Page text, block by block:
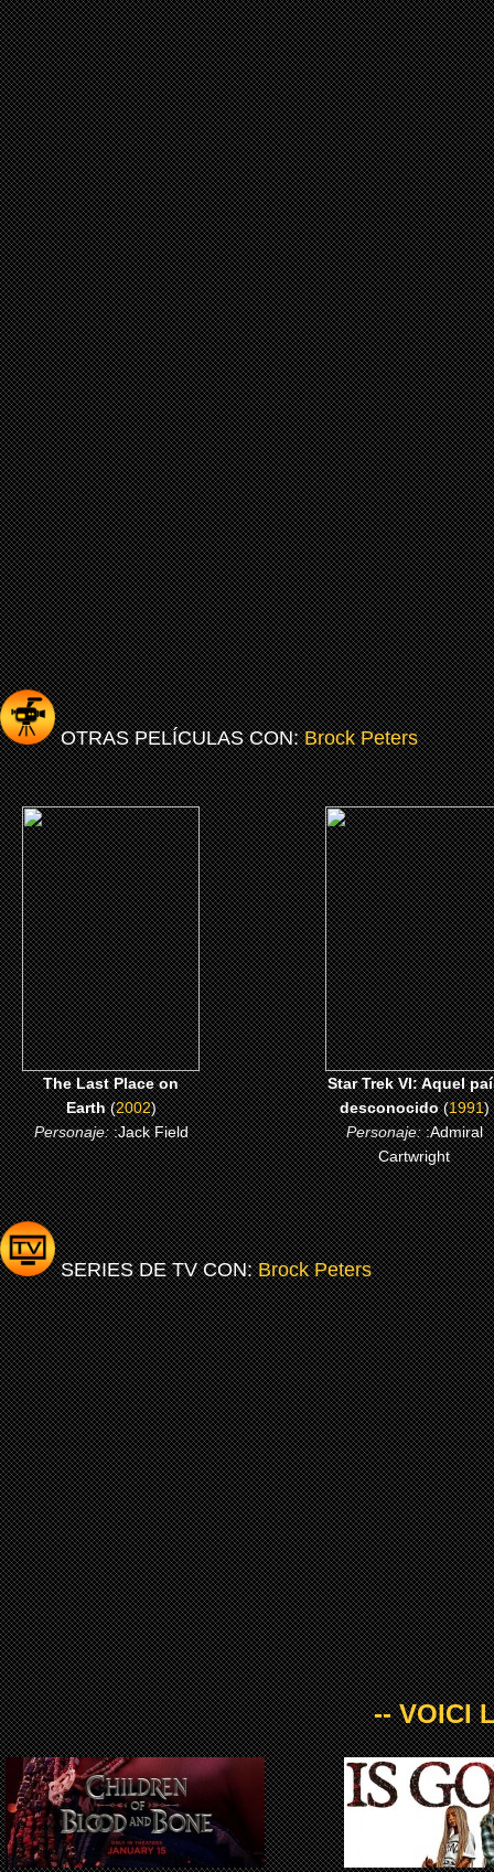
OTRAS PELÍCULAS CON:Brock Peters
(2002)
The Last Place on Earth
CLICK ME
The Last Place on
Earth(2002)
Personaje::Jack Field
(1991)
Star Trek VI: Aquel país
desconocido
CLICK ME
Star Trek VI: Aquel
desconocido(1991)
Personaje::Admiral
Cartwright
SERIES DE TV CON:Brock Peters
-- VOICI